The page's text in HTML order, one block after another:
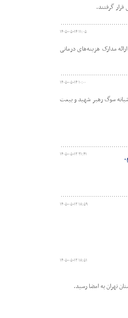
گرفتند.
۱۴۰۵-۰۵-۱۴ ۱۱:۰۵
مدارک هزینه‌های درمانی
۱۴۰۵-۰۵-۱۴ ۱۰:۰۰
سوگ رهبر شهید و بیعت
۱۴۰۵-۰۵-۱۲ ۲۱:۴۱
۱۴۰۵-۰۵-۱۲ ۱۸:۵۹
۱۴۰۵-۰۵-۱۲ ۱۸:۵۱
تهران به امضا رسید.